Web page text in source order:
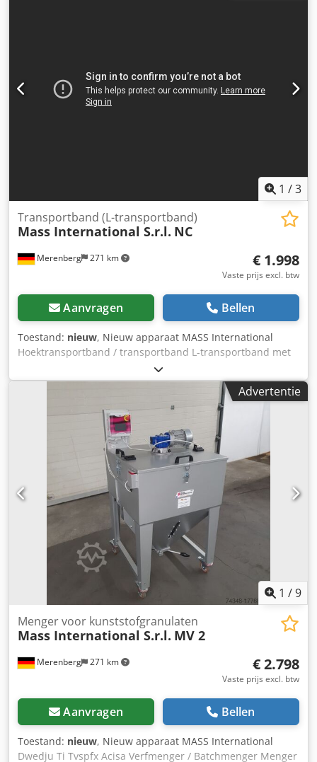
1 /3
Merenberg 271 km
Transportband (L-transportband)
Mass International S.r.l. NC
€ 1.998
Vaste prijs excl. btw
Aanvragen Bellen
Toestand: nieuw, Nieuw apparaat MASS International
Hoektransportband / transportband L-transportband met
vaste hoek van 35° Op korte termijn leverbaar MASS
International Hoektransportband NC1 Transportband met
vaste hoek en opvangplaten in het invoergedeelte
Voorbeeld zoals afgebeeld: NC 1 Invoergedeelte 600 mm
Stijggedeelte 1300 mm Nuttige breedte 250 mm
Buitenbreedte 305 mm (zonder motor) Hoogte-uitvoer
verstelbaar van 750 - 1050 mm Vaste hoek tussen invoer-
en stijggedeelte Hellingshoek variabel instelbaar Dwarslat
hoogte 30 mm Afstand tussen dwarslatten 500 mm
Bandsnelheid 3 m/min Mobiel op zwenkbare stopwielen
Dwodohm Axgepfx Acisa Optioneel: Andere afmetingen zie
standaard leverlijst Afmetingen op klantspecificatie FDA-
conforme band Aangepaste bandsnelheid etc.
Advertentie
1 /9
Merenberg 271 km
Menger voor kunststofgranulaten
Mass International S.r.l. MV 2
€ 2.798
Vaste prijs excl. btw
Aanvragen Bellen
Toestand: nieuw, Nieuw apparaat MASS International
Dwedju Ti Tvspfx Acisa Verfmenger / Batchmenger Menger